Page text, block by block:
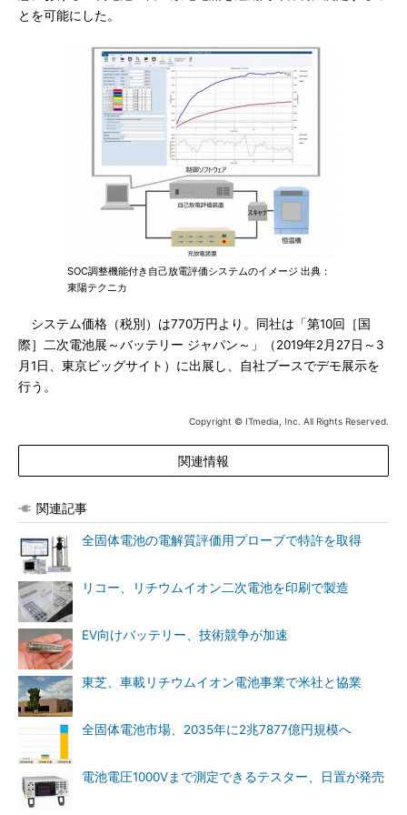
とを可能にした。
SOC調整機能付き自己放電評価システムのイメージ 出典：
東陽テクニカ
システム価格（税別）は770万円より。同社は「第10回［国
際］二次電池展～バッテリー ジャパン～」（2019年2月27日～3
月1日、東京ビッグサイト）に出展し、自社ブースでデモ展示を
行う。
Copyright © ITmedia, Inc. All Rights Reserved.
関連情報
関連記事
全固体電池の電解質評価用プローブで特許を取得
リコー、リチウムイオン二次電池を印刷で製造
EV向けバッテリー、技術競争が加速
東芝、車載リチウムイオン電池事業で米社と協業
全固体電池市場、2035年に2兆7877億円規模へ
電池電圧1000Vまで測定できるテスター、日置が発売